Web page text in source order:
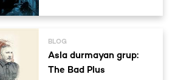
BLOG
Asla durmayan grup:
The Bad Plus